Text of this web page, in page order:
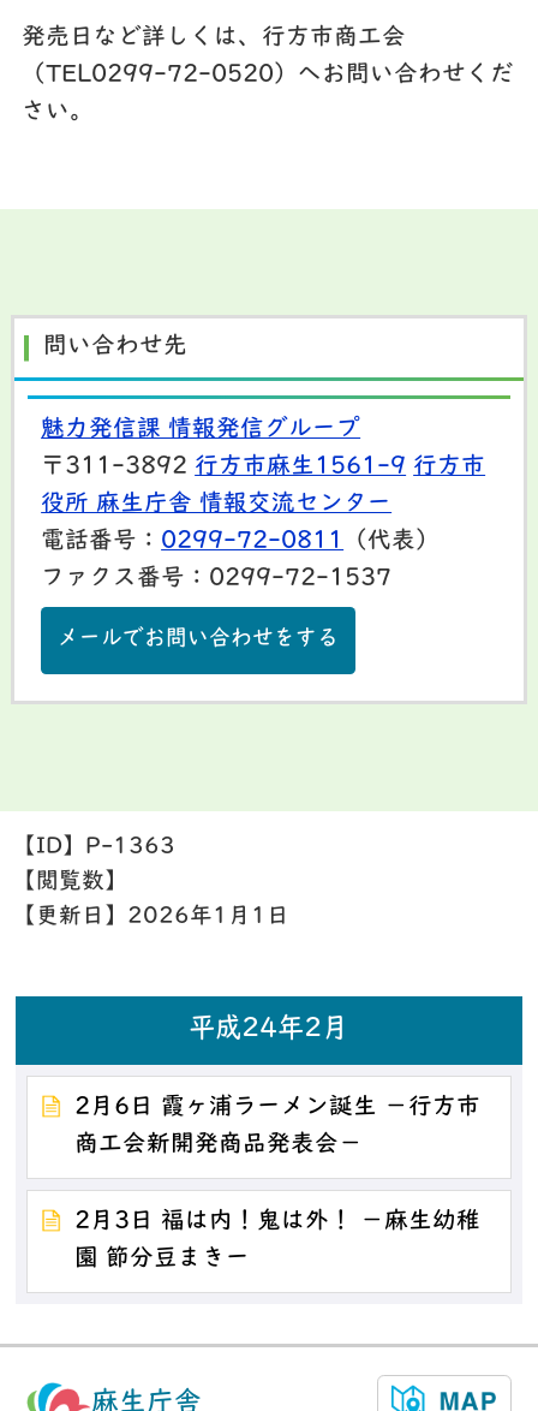
発売日など詳しくは、行方市商工会
（TEL0299-72-0520）へお問い合わせくだ
さい。
問い合わせ先
魅力発信課 情報発信グループ
〒311-3892 行方市麻生1561-9 行方市
役所 麻生庁舎 情報交流センター
電話番号： 0299-72-0811
（代表）
ファクス番号：0299-72-1537
メールでお問い合わせをする
【ID】 P-1363
【閲覧数】
【更新日】 2026年1月1日
平成24年2月
2月6日 霞ヶ浦ラーメン誕生 －行方市
商工会新開発商品発表会－
2月3日 福は内！鬼は外！ －麻生幼稚
園 節分豆まきー
麻生庁舎